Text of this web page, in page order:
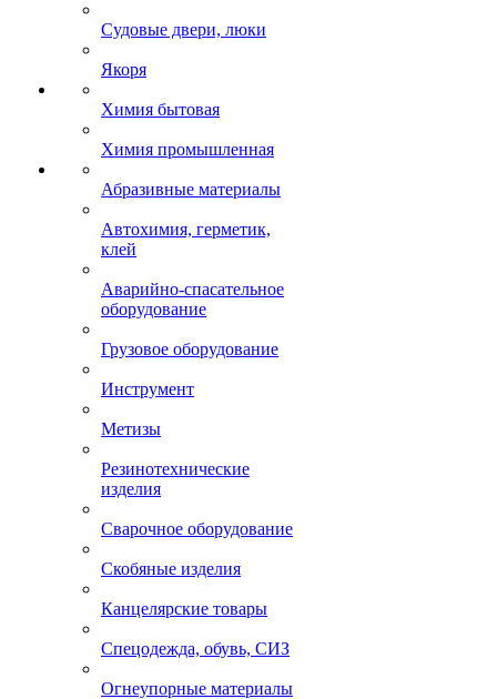
Судовые двери, люки
Якоря
Химия бытовая
Химия промышленная
Абразивные материалы
Автохимия, герметик,
клей
Аварийно-спасательное
оборудование
Грузовое оборудование
Инструмент
Метизы
Резинотехнические
изделия
Сварочное оборудование
Скобяные изделия
Канцелярские товары
Спецодежда, обувь, СИЗ
Огнеупорные материалы